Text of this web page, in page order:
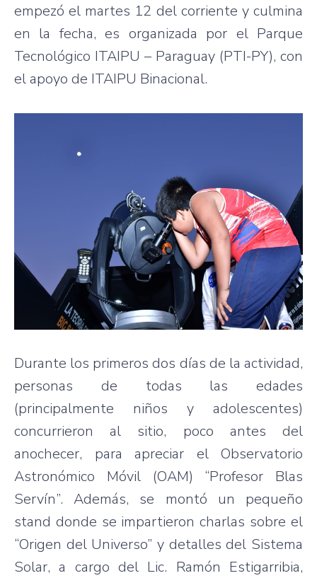
empezó el martes 12 del corriente y culmina
en la fecha, es organizada por el Parque
Tecnológico ITAIPU – Paraguay (PTI-PY), con
el apoyo de ITAIPU Binacional.
Durante los primeros dos días de la actividad,
personas de todas las edades
(principalmente niños y adolescentes)
concurrieron al sitio, poco antes del
anochecer, para apreciar el Observatorio
Astronómico Móvil (OAM) “Profesor Blas
Servín”. Además, se montó un pequeño
stand donde se impartieron charlas sobre el
“Origen del Universo” y detalles del Sistema
Solar, a cargo del Lic. Ramón Estigarribia,